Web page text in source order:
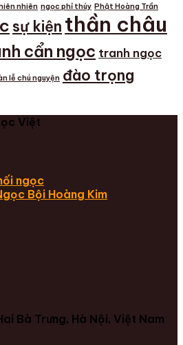
nhiên ngọc phỉ thúy Phật Hoàng Trần
sự kiện thần châu
cẩn ngọc tranh ngọc
lễ chú nguyện đào trọng
ngọc
Bội Hoàng Kim
Bà Trưng, Hà Nội, Việt Nam